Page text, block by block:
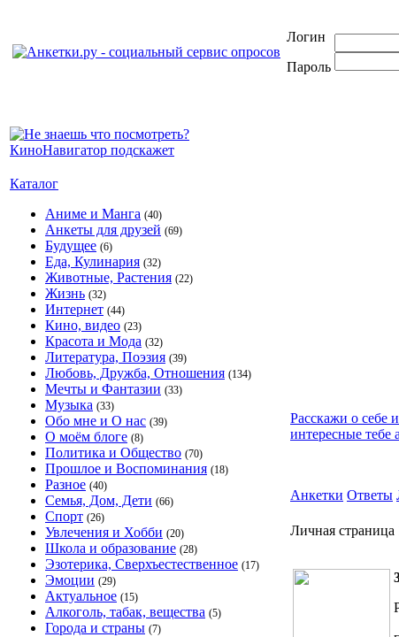
Логин
Пароль
Каталог
Аниме и Манга (40)
Анкеты для друзей (69)
Будущее (6)
Еда, Кулинария (32)
Животные, Растения (22)
Жизнь (32)
Интернет (44)
Кино, видео (23)
Красота и Мода (32)
Литература, Поэзия (39)
Любовь, Дружба, Отношения (134)
Мечты и Фантазии (33)
Музыка (33)
Обо мне и О нас (39)
О моём блоге (8)
Политика и Общество (70)
Прошлое и Воспоминания (18)
Разное (40)
Семья, Дом, Дети (66)
Спорт (26)
Увлечения и Хобби (20)
Школа и образование (28)
Эзотерика, Сверхъестественное (17)
Эмоции (29)
Актуальное (15)
Алкоголь, табак, вещества (5)
Города и страны (7)
Расскажи о себе
интересные тебе
Анкетки Ответы
Личная страница